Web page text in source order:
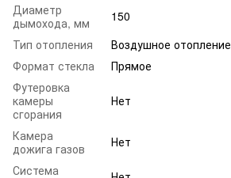
Диаметр
дымохода, мм
150
Тип отопления
Воздушное отопление
Формат стекла
Прямое
Футеровка
камеры
сгорания
Нет
Камера
дожига газов
Нет
Система